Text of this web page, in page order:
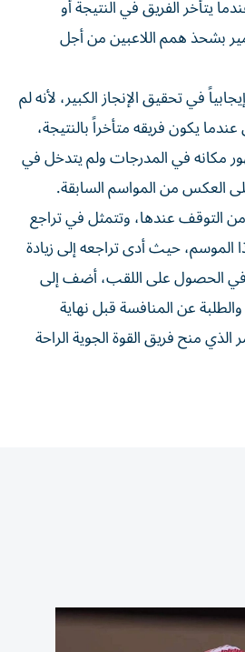
يتأخر الفريق في النتيجة أو
بشحذ همم اللاعبين من أجل
في تحقيق الإنجاز الكبير، لأنه لم
يكون فريقه متأخراً بالنتيجة،
مكانه في المدرجات ولم يتدخل في
العكس من المواسم السابقة.
التوقف عندها، وتتمثل في تراجع
حيث أدى تراجعه إلى زيادة
في الحصول على اللقب، أضف إلى
عن المنافسة قبل نهاية
منح فريق القوة الجوية الراحة